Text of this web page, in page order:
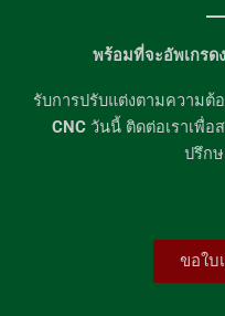
พร้อมที่จะอัพเกรด
รับการปรับแต่งตามความต้
CNC วันนี้ ติดต่อเราเพื่อ
ปรึก
ขอใบ